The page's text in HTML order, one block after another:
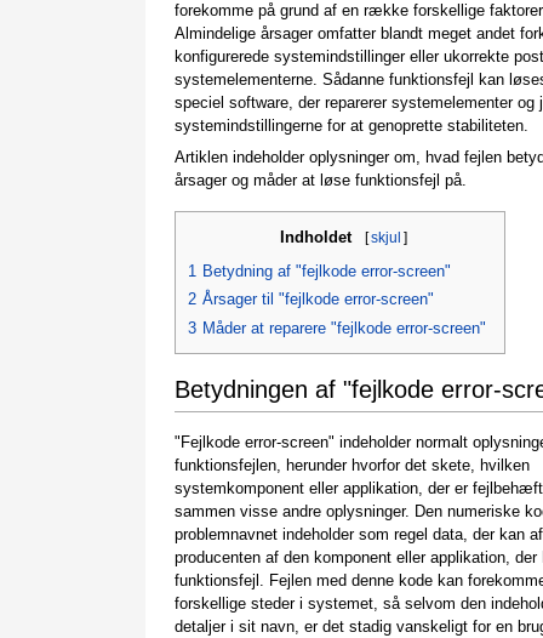
forekomme på grund af en række forskellige
Almindelige årsager omfatter blandt meget andet
konfigurerede systemindstillinger eller ukorrekte
systemelementerne. Sådanne funktionsfejl kan
speciel software, der reparerer systemelementer og
systemindstillingerne for at genoprette stabiliteten.
Artiklen indeholder oplysninger om, hvad fejlen
årsager og måder at løse funktionsfejl på.
Indholdet [skjul ]
1 Betydning af "fejlkode error-screen"
2 Årsager til "fejlkode error-screen"
3 Måder at reparere "fejlkode error-screen"
Betydningen af "fejlkode error-
"Fejlkode error-screen" indeholder normalt
funktionsfejlen, herunder hvorfor det skete, hvilken
systemkomponent eller applikation, der er
sammen visse andre oplysninger. Den numeriske
problemnavnet indeholder som regel data, der kan
producenten af den komponent eller applikation, der
funktionsfejl. Fejlen med denne kode kan
forskellige steder i systemet, så selvom den
detaljer i sit navn, er det stadig vanskeligt for en
Once the download is complete, click on the
downloaded file link